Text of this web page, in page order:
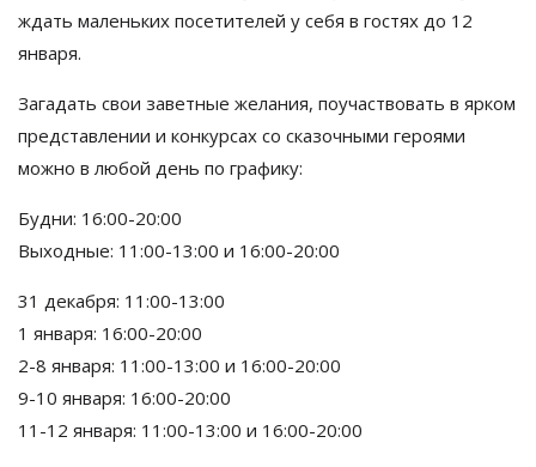
ждать маленьких посетителей у себя в гостях до 12
января.
Загадать свои заветные желания, поучаствовать в ярком
представлении и конкурсах со сказочными героями
можно в любой день по графику:
Будни: 16:00-20:00
Выходные: 11:00-13:00 и 16:00-20:00
31 декабря: 11:00-13:00
1 января: 16:00-20:00
2-8 января: 11:00-13:00 и 16:00-20:00
9-10 января: 16:00-20:00
11-12 января: 11:00-13:00 и 16:00-20:00